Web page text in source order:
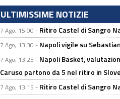
ULTIMISSIME NOTIZIE
7 Ago, 15:00 - Ritiro Castel di Sangro
7 Ago, 13:30 - Napoli vigile su
7 Ago, 13:25 - Napoli Basket,
Caruso partono da 5 nel ritiro in
7 Ago, 13:15 - Ritiro Castel di Sangro